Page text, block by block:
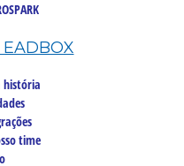
história
time